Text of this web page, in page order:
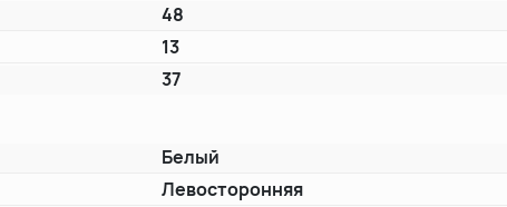
48
13
37
Белый
Левосторонняя